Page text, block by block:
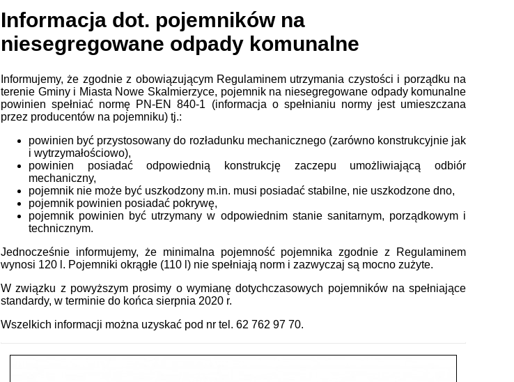
Informacja dot. pojemników na
niesegregowane odpady komunalne
Informujemy, że zgodnie z obowiązującym Regulaminem utrzymania czystości i porządku na
terenie Gminy i Miasta Nowe Skalmierzyce, pojemnik na niesegregowane odpady komunalne
powinien spełniać normę PN-EN 840-1 (informacja o spełnianiu normy jest umieszczana
przez producentów na pojemniku) tj.:
powinien być przystosowany do rozładunku mechanicznego (zarówno konstrukcyjnie jak
i wytrzymałościowo),
powinien posiadać odpowiednią konstrukcję zaczepu umożliwiającą odbiór
mechaniczny,
pojemnik nie może być uszkodzony m.in. musi posiadać stabilne, nie uszkodzone dno,
pojemnik powinien posiadać pokrywę,
pojemnik powinien być utrzymany w odpowiednim stanie sanitarnym, porządkowym i
technicznym.
Jednocześnie informujemy, że minimalna pojemność pojemnika zgodnie z Regulaminem
wynosi 120 l. Pojemniki okrągłe (110 l) nie spełniają norm i zazwyczaj są mocno zużyte.
W związku z powyższym prosimy o wymianę dotychczasowych pojemników na spełniające
standardy, w terminie do końca sierpnia 2020 r.
Wszelkich informacji można uzyskać pod nr tel. 62 762 97 70.